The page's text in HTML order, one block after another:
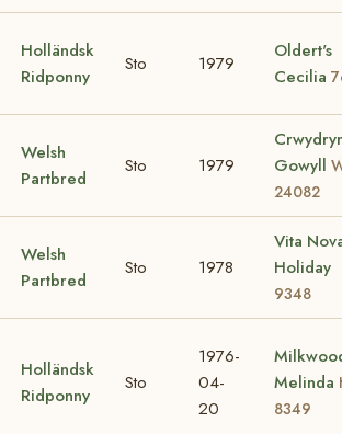
Holländsk
Ridponny
Sto 1979
Oldert's
Cecilia
Welsh
Partbred
Sto 1979
Gowyll
24082
Welsh
Partbred
Sto 1978
Vita
Holiday
9348
Holländsk
Ridponny
Sto
1976-
04-
20
Melinda
8349